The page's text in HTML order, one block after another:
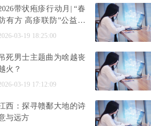
带状疱疹行动月| “春
有方 高疹联防”公益科
活动在天坛正式启幕
03-19 18:25:00
死男士主题曲为啥越丧
火？
03-19 17:12:09
西：探寻赣鄱大地的诗
与远方